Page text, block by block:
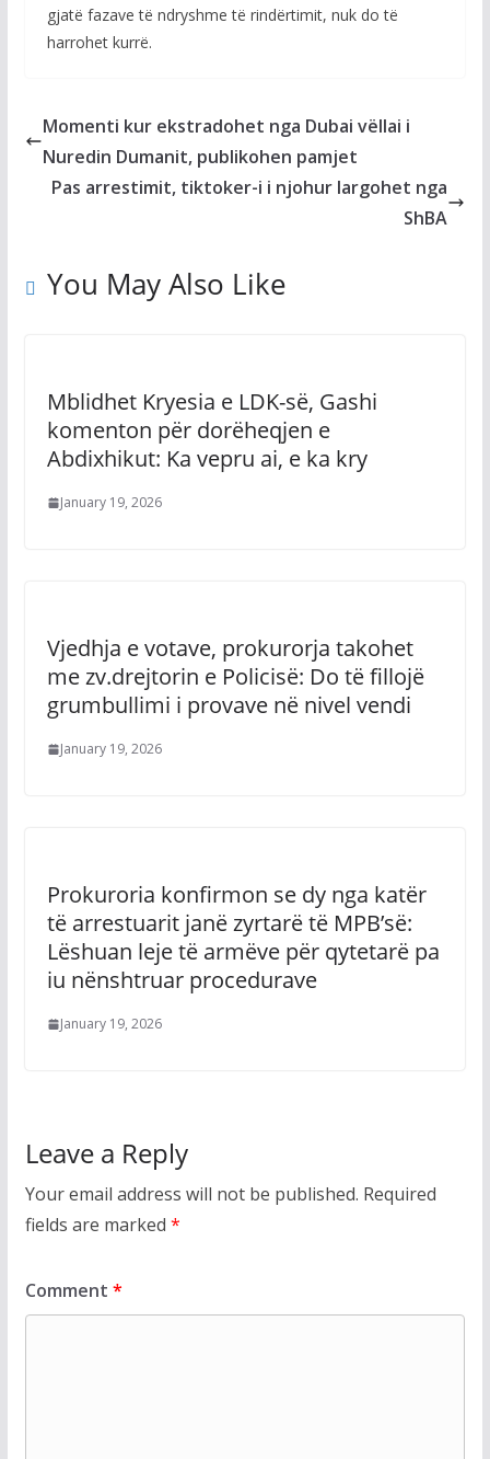
gjatë fazave të ndryshme të rindërtimit, nuk do të
harrohet kurrë.
Momenti kur ekstradohet nga Dubai vëllai i
Nuredin Dumanit, publikohen pamjet
Pas arrestimit, tiktoker-i i njohur largohet nga
ShBA
You May Also Like
Mblidhet Kryesia e LDK-së, Gashi
komenton për dorëheqjen e
Abdixhikut: Ka vepru ai, e ka kry
January 19, 2026
Vjedhja e votave, prokurorja takohet
me zv.drejtorin e Policisë: Do të fillojë
grumbullimi i provave në nivel vendi
January 19, 2026
Prokuroria konfirmon se dy nga katër
të arrestuarit janë zyrtarë të MPB’së:
Lëshuan leje të armëve për qytetarë pa
iu nënshtruar procedurave
January 19, 2026
Leave a Reply
Your email address will not be published. Required
fields are marked *
Comment *